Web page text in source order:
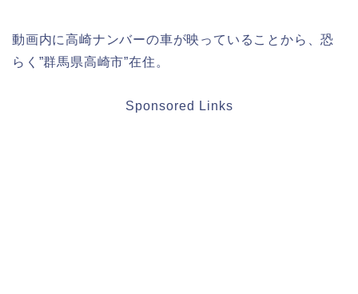
動画内に高崎ナンバーの車が映っていることから、恐
らく”群馬県高崎市”在住。
Sponsored Links